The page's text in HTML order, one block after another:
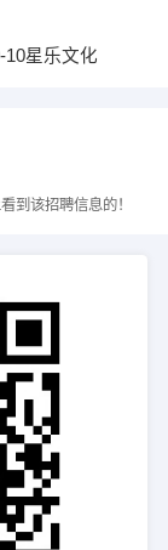
10星乐文化
到该招聘信息的！